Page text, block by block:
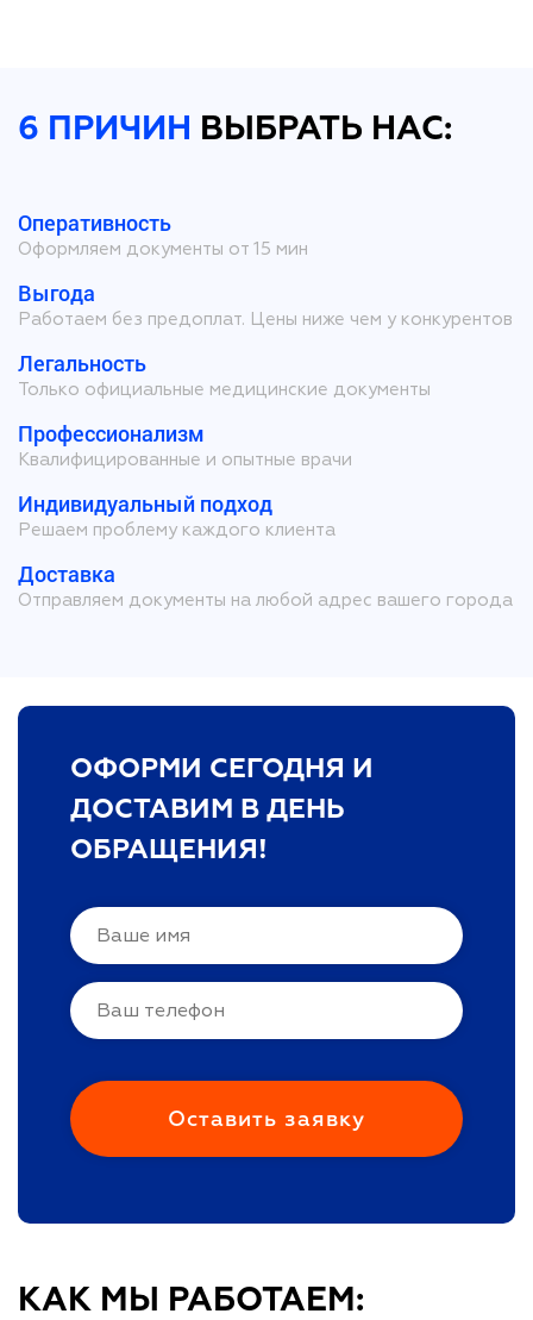
6 ПРИЧИН ВЫБРАТЬ НАС:
Оперативность
Оформляем документы от 15 мин
Выгода
Работаем без предоплат. Цены ниже чем у конкурентов
Легальность
Только официальные медицинские документы
Профессионализм
Квалифицированные и опытные врачи
Индивидуальный подход
Решаем проблему каждого клиента
Доставка
Отправляем документы на любой адрес вашего города
ОФОРМИ СЕГОДНЯ И
ДОСТАВИМ В ДЕНЬ
ОБРАЩЕНИЯ!
КАК МЫ РАБОТАЕМ: